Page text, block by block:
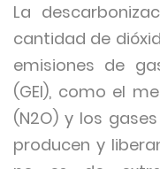
La
cantidad de
emisiones de
(GEI), como el
(N2O) y los
producen y